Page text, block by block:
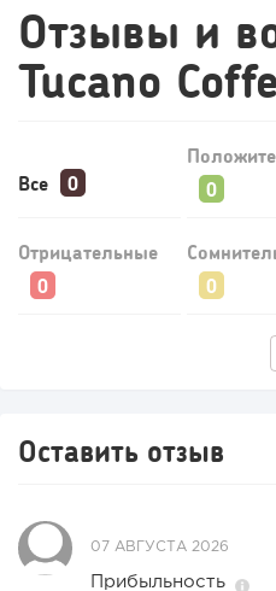
Отзывы и
Tucano
Все
Отрицательные
Оставить отзыв
07 АВГУСТА 2026
Прибыльность